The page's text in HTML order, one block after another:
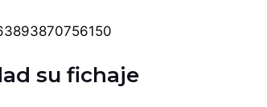
su fichaje